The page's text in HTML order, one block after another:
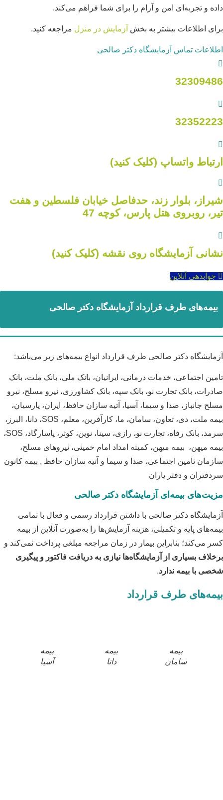
داده و تجربه‌ای امن و آرام را برای شما فراهم می‌کند.
برای اطلاعات بیشتر به بخش آزمایش در منزل مراجعه کنید.
اطلاعات تماس آزمایشگاه دکتر صالحی
32309486
32352223
ارتباط واتساپ (کلیک کنید)
شیراز، بلوار زند، حدفاصل خیابان فلسطین و هفت
تیر، روبروی هتل پارس، کوچه 47
نشانی آزمایشگاه روی نقشه (کلیک کنید)
جوابدهی آنلاین
بیمه‌های طرف قرارداد آزمایشگاه دکتر صالحی
آزمایشگاه دکتر صالحی طرف قرارداد انواع بیمه‌های زیر می‌باشد:
تامین اجتماعی، خدمات درمانی، ایرانیان، بانک ملی، بانک ملت، بانک
صادرات، بانک تجارت نو، بانک سپه، بانک کشاورزی، نیرو مسلح، نیرو
مسلح جانباز، صدا و سیما، آسیا، آتیه سازان حافظ، ایران، پارسیان،
بیمه ملت، دی، تعاون، سامان، ما، کارآفرین، معلم، SOS، دانا، البرز،
سرمد، بانک رفاه، تجارت نو، رازی، سینا، نوین، کوثر، پاسارگاد، SOS،
بیمه میهن، بیمه میهن، کمیته امداد امام خمینی، نیروهای مسلح،
سازمان تامین اجتماعی، صدا و سیما و آتیه سازان حافظ , بیمه کانون
سردفتران و دفتر یاران
مزیت‌های بیمه‌ای آزمایشگاه دکتر صالحی
آزمایشگاه دکتر صالحی با داشتن قرارداد رسمی و فعال با تمامی
بیمه‌های پایه و تکمیلی، هزینه آزمایش‌ها را به‌صورت آنلاین از بیمه
کسر می‌کند؛ بنابراین بیمار در زمان مراجعه مبلغی پرداخت نمی‌کند و
برخلاف بسیاری از آزمایشگاه‌ها نیازی به دریافت فاکتور و پیگیری
شخصی با بیمه ندارد.
بیمه‌های طرف قرارداد
بیمه
آسیا
بیمه
دانا
بیمه
سامان